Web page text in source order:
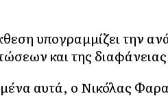
υπογραμμίζει την
και της
αυτά, ο Νικόλας